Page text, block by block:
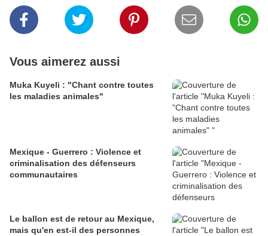
Vous aimerez aussi
Muka Kuyeli : "Chant contre toutes
les maladies animales"
Mexique - Guerrero : Violence et
criminalisation des défenseurs
communautaires
Le ballon est de retour au Mexique,
mais qu'en est-il des personnes